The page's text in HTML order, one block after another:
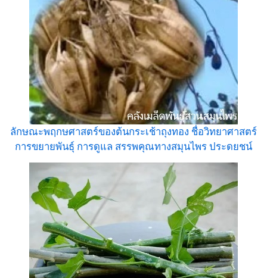
ลักษณะพฤกษศาสตร์ของต้นกระเช้าถุงทอง ชื่อวิทยาศาสตร์
การขยายพันธุ์ การดูแล สรรพคุณทางสมุนไพร ประดยชน์